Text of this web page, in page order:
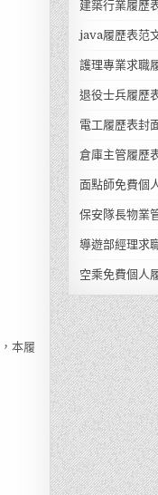
本履
建築行業履歷
java履歷表范
護理專業求職
退役士兵履歷
電工履歷表封
倉庫主管履歷
面點師免費個
保安隊長物業
導遊部經理求
空乘免費個人